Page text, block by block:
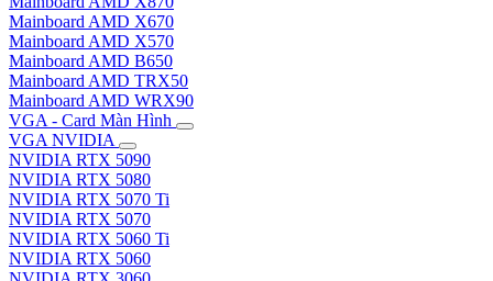
Mainboard AMD X670
Mainboard AMD X570
Mainboard AMD B650
Mainboard AMD TRX50
Mainboard AMD WRX90
VGA - Card Màn Hình
VGA NVIDIA
NVIDIA RTX 5090
NVIDIA RTX 5080
NVIDIA RTX 5070 Ti
NVIDIA RTX 5070
NVIDIA RTX 5060 Ti
NVIDIA RTX 5060